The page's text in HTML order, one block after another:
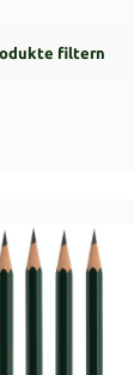
filtern